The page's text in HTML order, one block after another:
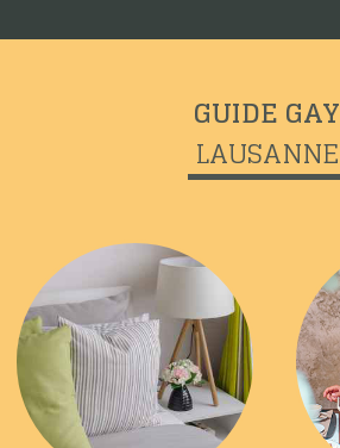
GUIDE GAY
LAUSANNE